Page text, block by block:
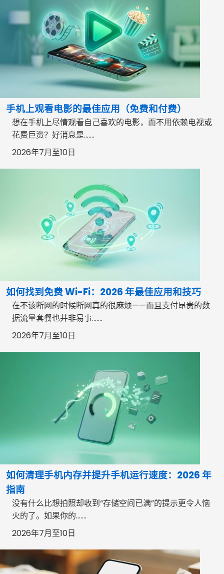
手机上观看电影的最佳应用（免费和付费）
想在手机上尽情观看自己喜欢的电影，而不用依赖电视或
花费巨资？好消息是…….
2026年7月至10日
如何找到免费 Wi-Fi：2026 年最佳应用和技巧
在不该断网的时候断网真的很麻烦——而且支付昂贵的数
据流量套餐也并非易事…….
2026年7月至10日
如何清理手机内存并提升手机运行速度：2026 年
指南
没有什么比想拍照却收到“存储空间已满”的提示更令人恼
火的了。如果你的…….
2026年7月至10日